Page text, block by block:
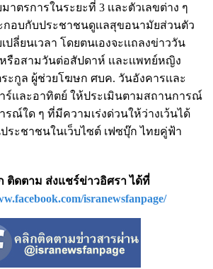
ตรการในระยะที่ 3 เเละตัวเลขต่าง ๆ
กอบกับประชาชนดูเเลสุขอนามัยส่วนตัว
ปลี่ยนเวลา โดยตนเองจะเเถลงข่าววัน
รือสามวันต่อสัปดาห์ เเละเเพทย์หญิง
กูล ผู้ช่วยโฆษก ศบค. วันอังคารเเละ
เเละอาทิตย์ ให้ประเมินตามสถานการณ์
ณ์ใด ๆ ที่มีความเร่งด่วนให้ว่างเว้นได้
ประชาชนในเว็บไซต์ เฟซบุ๊ก ไทยคู่ฟ้า
ติดตาม ส่งแชร์ข่าวอิศรา ได้ที่
isranewsfanpage/